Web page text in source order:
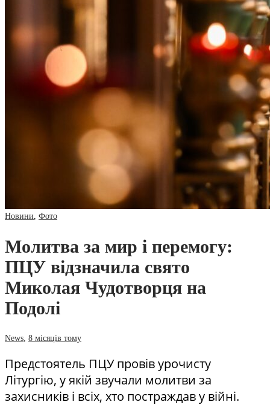
Новини Фото
Молитва за мир і перемогу:
ПЦУ відзначила свято
Миколая Чудотворця на
Подолі
News 8 місяців тому
Предстоятель ПЦУ провів урочисту
Літургію, у якій звучали молитви за
захисників і всіх, хто постраждав у війні.